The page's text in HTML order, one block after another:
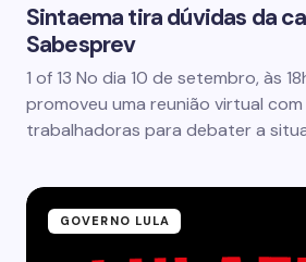
Sintaema tira dúvidas da
Sabesprev
1 of 13 No dia 10 de setembro, às
promoveu uma reunião virtual
trabalhadoras para debater a
GOVERNO LULA